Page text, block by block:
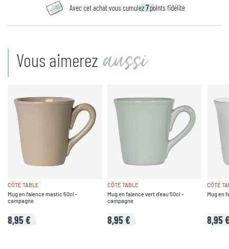
Avec cet achat vous cumulez7 points fidélité
Vous aimerez aussi
CÔTÉ TABLE
Mug en faïence mastic 50cl -
campagne
8,95 €
CÔTÉ TABLE
Mug en faïence vert d'eau 50cl -
campagne
8,95 €
CÔTÉ
Mug en
8,95